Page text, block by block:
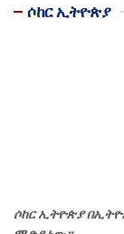
ሶከር ኢትዮጵያ
ሶከር ኢትዮጵያ